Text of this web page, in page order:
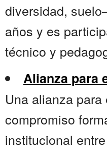
diversidad,
años y es
técnico y
Alianza para
Una alianza
compromiso
institucional